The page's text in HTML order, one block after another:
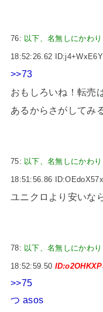
76: 以下、名無しにかわ
18:52:26.62
>>73
おもしろいね！転売
あるからさがしてみ
75: 以下、名無しにかわ
18:51:56.86
ユニクロより安いな
78: 以下、名無しにかわ
18:52:59.50
>>75
つ asos